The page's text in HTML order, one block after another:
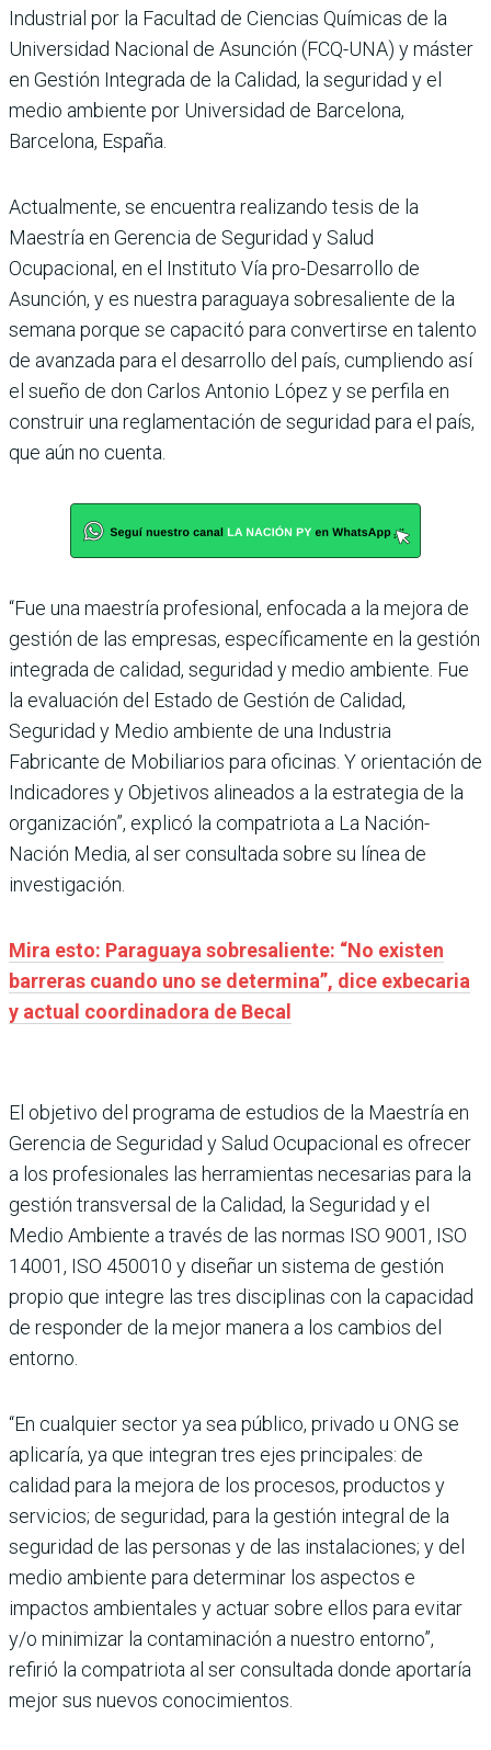
Industrial por la Facultad de Ciencias Químicas de la
Universidad Nacional de Asunción (FCQ-UNA) y máster
en Gestión Integrada de la Calidad, la seguridad y el
medio ambiente por Universidad de Barcelona,
Barcelona, España.
Actualmente, se encuentra realizando tesis de la
Maestría en Gerencia de Seguridad y Salud
Ocupacional, en el Instituto Vía pro-Desarrollo de
Asunción, y es nuestra paraguaya sobresaliente de la
semana porque se capacitó para convertirse en talento
de avanzada para el desarrollo del país, cumpliendo así
el sueño de don Carlos Antonio López y se perfila en
construir una reglamentación de seguridad para el país,
que aún no cuenta.
“Fue una maestría profesional, enfocada a la mejora de
gestión de las empresas, específicamente en la gestión
integrada de calidad, seguridad y medio ambiente. Fue
la evaluación del Estado de Gestión de Calidad,
Seguridad y Medio ambiente de una Industria
Fabricante de Mobiliarios para oficinas. Y orientación de
Indicadores y Objetivos alineados a la estrategia de la
organización”, explicó la compatriota a La Nación-
Nación Media, al ser consultada sobre su línea de
investigación.
Mira esto: Paraguaya sobresaliente: “No existen
barreras cuando uno se determina”, dice exbecaria
y actual coordinadora de Becal
El objetivo del programa de estudios de la Maestría en
Gerencia de Seguridad y Salud Ocupacional es ofrecer
a los profesionales las herramientas necesarias para la
gestión transversal de la Calidad, la Seguridad y el
Medio Ambiente a través de las normas ISO 9001, ISO
14001, ISO 450010 y diseñar un sistema de gestión
propio que integre las tres disciplinas con la capacidad
de responder de la mejor manera a los cambios del
entorno.
“En cualquier sector ya sea público, privado u ONG se
aplicaría, ya que integran tres ejes principales: de
calidad para la mejora de los procesos, productos y
servicios; de seguridad, para la gestión integral de la
seguridad de las personas y de las instalaciones; y del
medio ambiente para determinar los aspectos e
impactos ambientales y actuar sobre ellos para evitar
y/o minimizar la contaminación a nuestro entorno”,
refirió la compatriota al ser consultada donde aportaría
mejor sus nuevos conocimientos.